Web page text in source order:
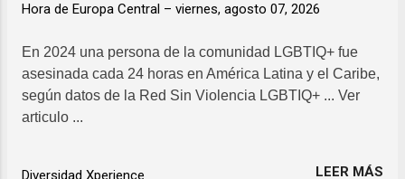
Hora de Europa Central – viernes, agosto 07, 2026
En 2024 una persona de la comunidad LGBTIQ+ fue
asesinada cada 24 horas en América Latina y el Caribe,
según datos de la Red Sin Violencia LGBTIQ+ ... Ver
articulo ...
Diversidad Xperience LEER MÁS